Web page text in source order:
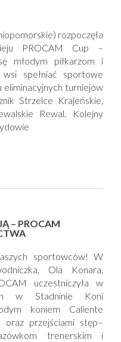
rozpoczęła
PROCAM Cup –
młodym piłkarzom i
spełniać sportowe
eliminacyjnych turniejów
Strzelce Krajeńskie,
Rewal. Kolejny
– PROCAM
sportowców! W
Ola Konara,
uczestniczyła w
w Stadninie Koni
koniem Caliente
oraz przejściami stęp–
trenerskim i